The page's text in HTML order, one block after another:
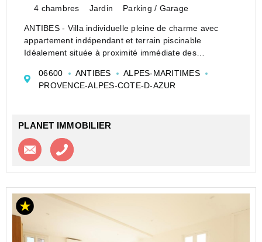
4 chambres Jardin Parking / Garage
ANTIBES - Villa individuelle pleine de charme avec
appartement indépendant et terrain piscinable
Idéalement située à proximité immédiate des
et bénéficiant d'un accès rapide à l'autoroute, cette...
06600 ANTIBES
ALPES-MARITIMES
PROVENCE-ALPES-COTE-D-AZUR
PLANET IMMOBILIER
Contacter l'agence